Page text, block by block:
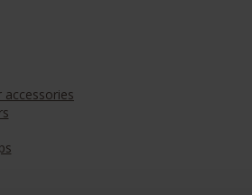
accessories